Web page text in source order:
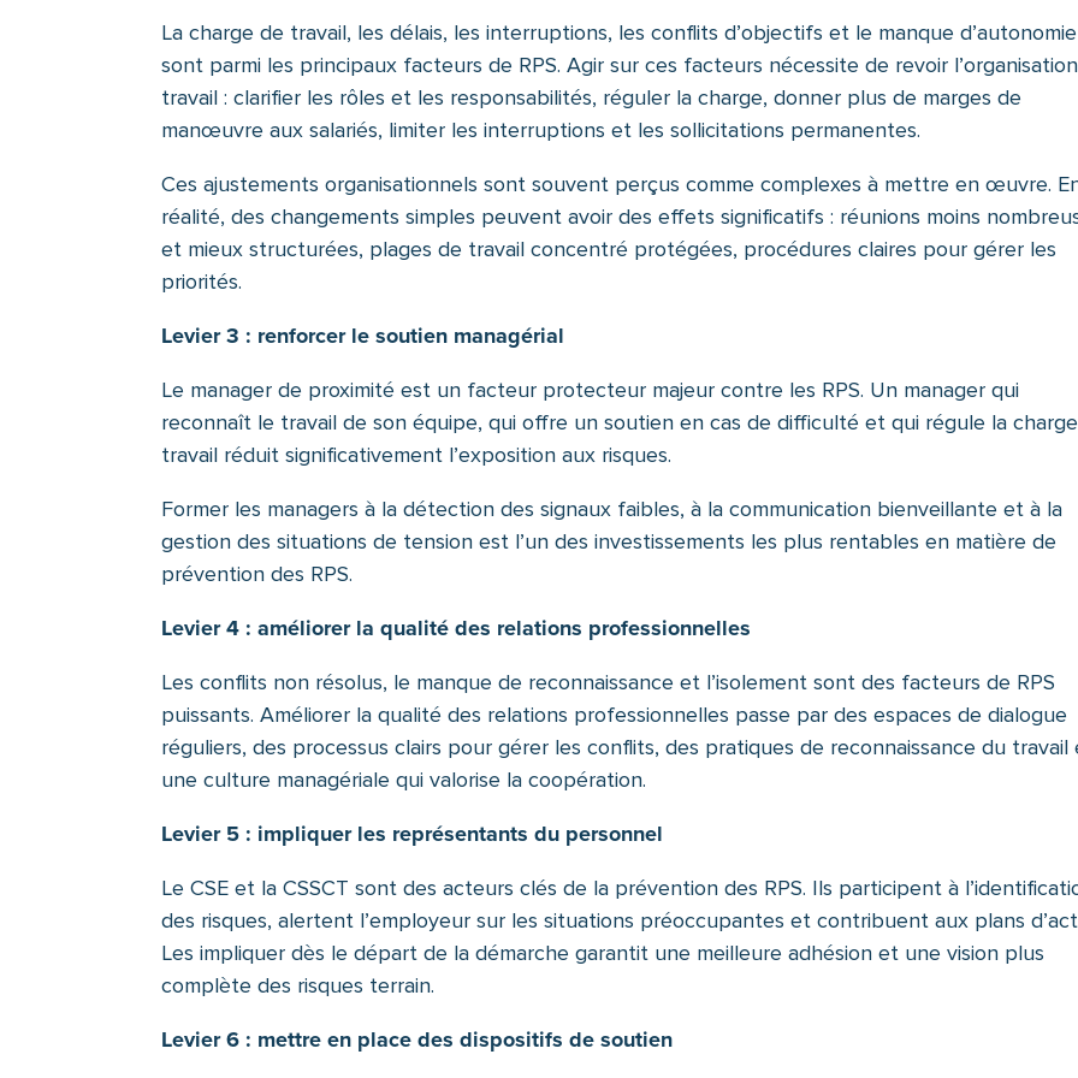
La charge de travail, les délais, les interruptions, les conflits d’objectifs et le manque d’autonomie
sont parmi les principaux facteurs de RPS. Agir sur ces facteurs nécessite de revoir
travail : clarifier les rôles et les responsabilités, réguler la charge, donner plus de marges de
manœuvre aux salariés, limiter les interruptions et les sollicitations permanentes.
Ces ajustements organisationnels sont souvent perçus comme complexes à mettre en œuvre.
réalité, des changements simples peuvent avoir des effets significatifs : réunions moins
et mieux structurées, plages de travail concentré protégées, procédures claires pour gérer les
priorités.
Levier 3 : renforcer le soutien managérial
Le manager de proximité est un facteur protecteur majeur contre les RPS. Un manager qui
reconnaît le travail de son équipe, qui offre un soutien en cas de difficulté et qui régule la
travail réduit significativement l’exposition aux risques.
Former les managers à la détection des signaux faibles, à la communication bienveillante et à la
gestion des situations de tension est l’un des investissements les plus rentables en matière de
prévention des RPS.
Levier 4 : améliorer la qualité des relations professionnelles
Les conflits non résolus, le manque de reconnaissance et l’isolement sont des facteurs de RPS
puissants. Améliorer la qualité des relations professionnelles passe par des espaces de dialogue
réguliers, des processus clairs pour gérer les conflits, des pratiques de reconnaissance du travail
une culture managériale qui valorise la coopération.
Levier 5 : impliquer les représentants du personnel
Le CSE et la CSSCT sont des acteurs clés de la prévention des RPS. Ils participent à
des risques, alertent l’employeur sur les situations préoccupantes et contribuent aux plans
Les impliquer dès le départ de la démarche garantit une meilleure adhésion et une vision plus
complète des risques terrain.
Levier 6 : mettre en place des dispositifs de soutien